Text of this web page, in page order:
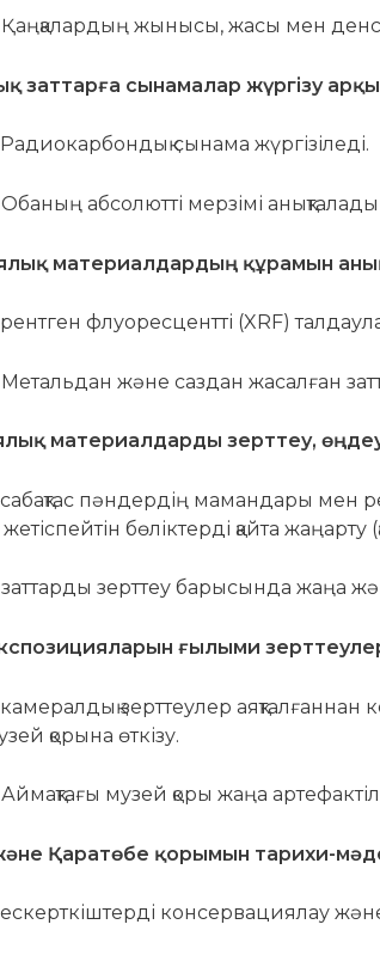
Қаңқалардың жынысы, жасы мен
заттарға сынамалар жүргізу
Радиокарбондық сынама жүргізіледі.
Обаның абсолютті мерзімі анықталады
материалдардың құрамын
рентген флуоресцентті (XRF)
Метальдан және саздан жасалған
материалдарды зерттеу,
сабақтас пәндердің мамандары мен
бөліктерді қайта
заттарды зерттеу барысында жаңа
ғылыми
камералдық зерттеулер
қорына өткізу.
Аймақтағы музей қоры жаңа
Қаратөбе қорымын тарихи-
ескерткіштерді консервациялау